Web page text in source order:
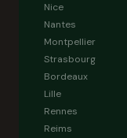
Nice
Nantes
Montpellier
Strasbourg
Bordeaux
Lille
Rennes
Reims